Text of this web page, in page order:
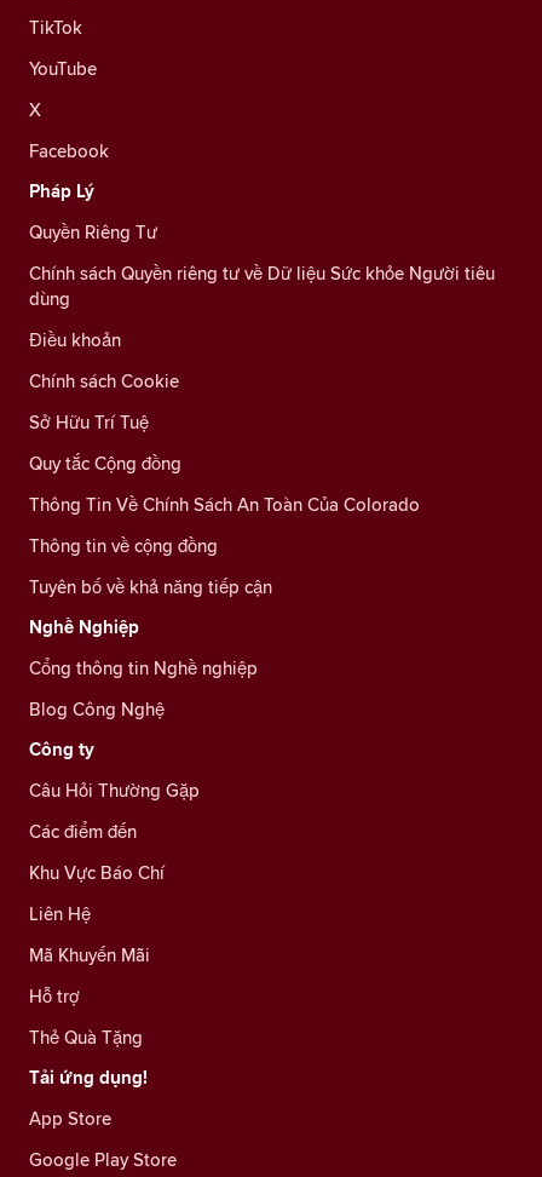
TikTok
YouTube
X
Facebook
Pháp Lý
Quyền Riêng Tư
Chính sách Quyền riêng tư về Dữ liệu Sức khỏe Người tiêu
dùng
Điều khoản
Chính sách Cookie
Sở Hữu Trí Tuệ
Quy tắc Cộng đồng
Thông Tin Về Chính Sách An Toàn Của Colorado
Thông tin về cộng đồng
Tuyên bố về khả năng tiếp cận
Nghề Nghiệp
Cổng thông tin Nghề nghiệp
Blog Công Nghệ
Công ty
Câu Hỏi Thường Gặp
Các điểm đến
Khu Vực Báo Chí
Liên Hệ
Mã Khuyến Mãi
Hỗ trợ
Thẻ Quà Tặng
Tải ứng dụng!
App Store
Google Play Store